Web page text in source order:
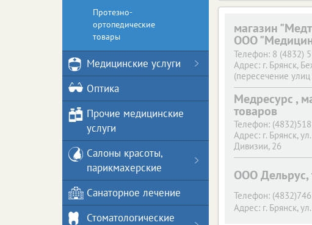
магазин
ООО
Телефон: 8 (4832)
Адрес: г. Брянск,
(пересечение
Телефон: 8 (4832)
Адрес: г. Брянск,
(территория
напротив
Телефон: 8 (4832)
Адрес: г. Брянск,
Медресурс ,
товаров
Телефон:
Адрес: г. Брянск,
Дивизии, 26
ООО Дельрус,
Телефон:
Адрес: г. Брянск,
Протезно-
ортопедические
товары
Медицинские услуги
Оптика
Прочие медицинские
услуги
Салоны красоты,
парикмахерские
Санаторное лечение
Стоматологические